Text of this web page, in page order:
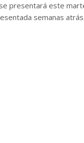
presentará este
semanas